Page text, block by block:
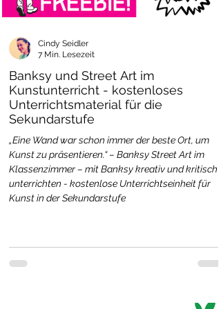
Schulhund Konzept?
mit einempädagogisch begleiteten
Schulhund-Konzept
bietet viele Anknüpfungspunkte zur
sozialen und emotionalen
Entwicklung.
❤️ Warum dieses Material perfekt zur
Hundeklasse passt:
Hunde symbolisieren Vertrauen,
Treue und feine
Banksy und Street Art im
Kunstunterricht - kostenloses
Unterrichtsmaterial für die
Sekundarstufe
„Eine Wand war schon immer der beste Ort, um
Kunst zu präsentieren.“ – Banksy Street Art im
Klassenzimmer – mit Banksy kreativ und kritisch
unterrichten - kostenlose Unterrichtseinheit für
Kunst in der Sekundarstufe
Cindy Seidler
7 Min. Lesezeit